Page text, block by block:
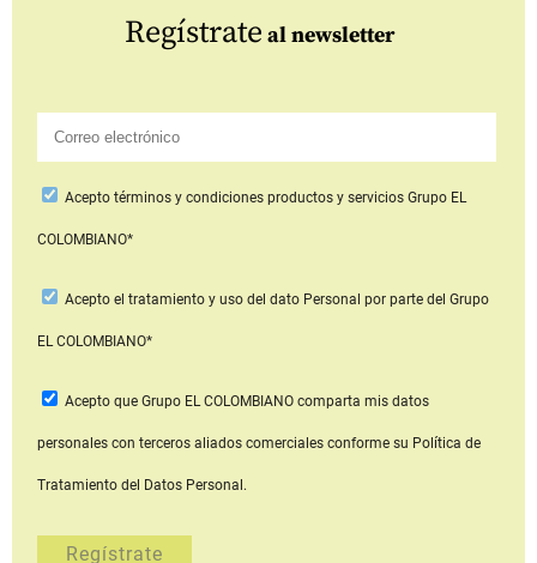
Regístrate al newsletter
Aceptotérminos y condiciones productos y serviciosGrupo EL
COLOMBIANO*
Acepto el tratamiento y uso del dato Personal por parte del Grupo
EL COLOMBIANO*
Acepto que Grupo EL COLOMBIANOcomparta mis datos
personales con terceros aliados comerciales conforme su Política de
Tratamiento del Datos Personal.